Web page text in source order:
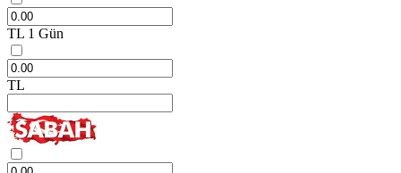
TL 1 Gün
TL